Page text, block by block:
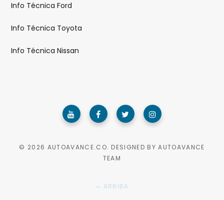
Info Técnica Ford
Info Técnica Toyota
Info Técnica Nissan
© 2026 AUTOAVANCE.CO. DESIGNED BY AUTOAVANCE
TEAM
ARRIBA